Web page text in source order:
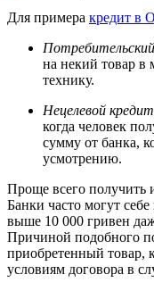
Для примера кредит в
Потребительский
на некий товар в
технику.
Нецелевой кредит
когда человек
сумму от банка,
усмотрению.
Проще всего получить
Банки часто могут
выше 10 000 гривен
Причиной подобного
приобретенный товар,
условиям договора в